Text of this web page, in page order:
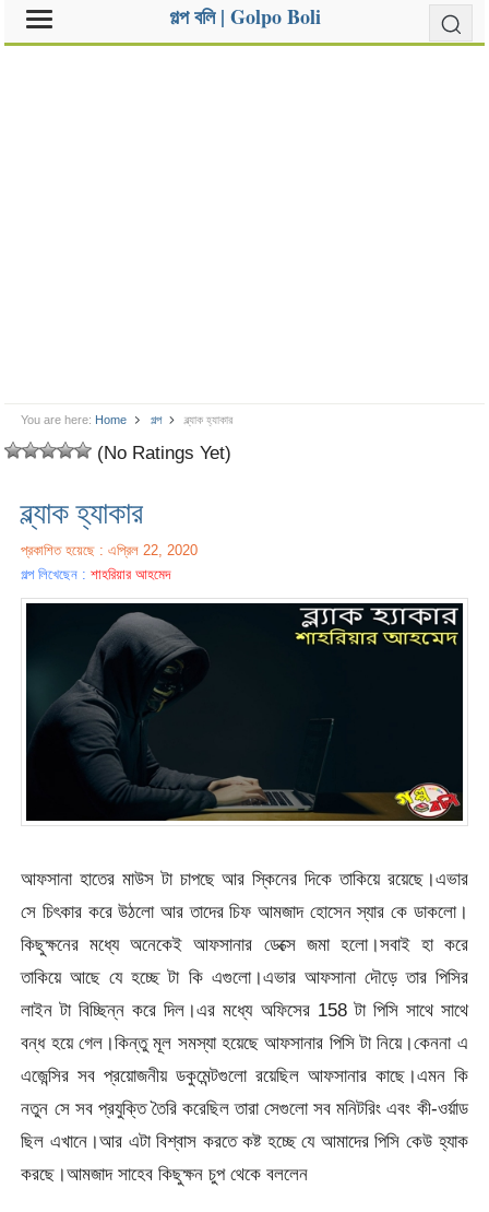
গল্প বলি | Golpo Boli
You are here: Home গল্প ব্ল্যাক হ্যাকার
(No Ratings Yet)
ব্ল্যাক হ্যাকার
প্রকাশিত হয়েছে : এপ্রিল 22, 2020
গল্প লিখেছেন :শাহরিয়ার আহমেদ
আফসানা হাতের মাউস টা চাপছে আর স্কিনের দিকে তাকিয়ে রয়েছে।এভার
সে চিৎকার করে উঠলো আর তাদের চিফ আমজাদ হোসেন স্যার কে ডাকলো।
কিছুক্ষনের মধ্যে অনেকেই আফসানার ডেক্সে জমা হলো।সবাই হা করে
তাকিয়ে আছে যে হচ্ছে টা কি এগুলো।এভার আফসানা দৌড়ে তার পিসির
লাইন টা বিচ্ছিন্ন করে দিল।এর মধ্যে অফিসের 158 টা পিসি সাথে সাথে
বন্ধ হয়ে গেল।কিন্তু মূল সমস্যা হয়েছে আফসানার পিসি টা নিয়ে।কেননা এ
এজেন্সির সব প্রয়োজনীয় ডকুমেন্টগুলো রয়েছিল আফসানার কাছে।এমন কি
নতুন সে সব প্রযুক্তি তৈরি করেছিল তারা সেগুলো সব মনিটরিং এবং কী-ওর্য়াড
ছিল এখানে।আর এটা বিশ্বাস করতে কষ্ট হচ্ছে যে আমাদের পিসি কেউ হ্যাক
করছে।আমজাদ সাহেব কিছুক্ষন চুপ থেকে বললেন